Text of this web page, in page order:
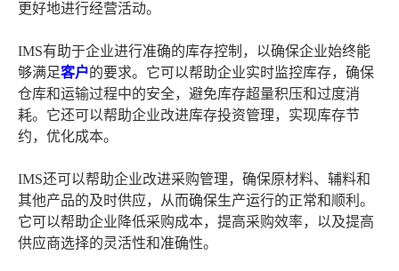
更好地进行经营活动。
IMS有助于企业进行准确的库存控制，以确保企业始终能
够满足客户的要求。它可以帮助企业实时监控库存，确保
仓库和运输过程中的安全，避免库存超量积压和过度消
耗。它还可以帮助企业改进库存投资管理，实现库存节
约，优化成本。
IMS还可以帮助企业改进采购管理，确保原材料、辅料和
其他产品的及时供应，从而确保生产运行的正常和顺利。
它可以帮助企业降低采购成本，提高采购效率，以及提高
供应商选择的灵活性和准确性。